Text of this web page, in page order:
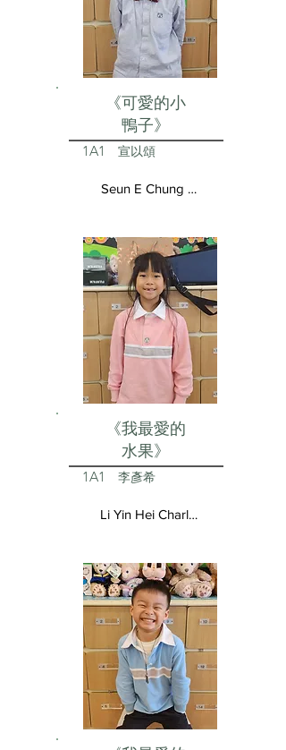
《可愛的小
鴨子》
1A1 宣以頌
Seun E Chung Aston
《我最愛的
水果》
1A1 李彥希
Li Yin Hei Charlotte